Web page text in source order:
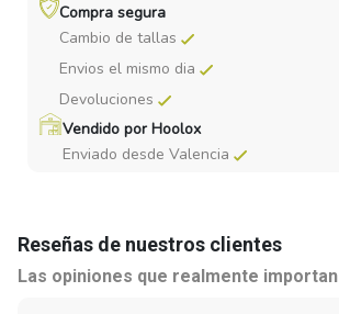
Compra segura
Cambio de tallas
Envios el mismo dia
Devoluciones
Vendido por Hoolox
Enviado desde Valencia
Reseñas de nuestros clientes
Las opiniones que realmente importan